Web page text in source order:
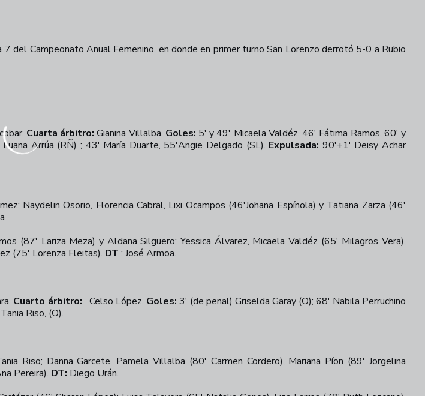
del Campeonato Anual Femenino, en donde en primer turno San Lorenzo derrotó 5-0 a Rubio
Cuarta árbitro: Gianina Villalba. Goles: 5' y 49' Micaela Valdéz, 46' Fátima Ramos, 60' y
Arrúa (RÑ) ; 43' María Duarte, 55'Angie Delgado (SL). Expulsada: 90'+1' Deisy Achar
Naydelin Osorio, Florencia Cabral, Lixi Ocampos (46'Johana Espínola) y Tatiana Zarza (46'
(87' Lariza Meza) y Aldana Silguero; Yessica Álvarez, Micaela Valdéz (65' Milagros Vera),
(75' Lorenza Fleitas). DT : José Armoa.
Cuarto árbitro: Celso López. Goles: 3' (de penal) Griselda Garay (O); 68' Nabila Perruchino
Riso, (O).
Riso; Danna Garcete, Pamela Villalba (80' Carmen Cordero), Mariana Píon (89' Jorgelina
Pereira). DT: Diego Urán.